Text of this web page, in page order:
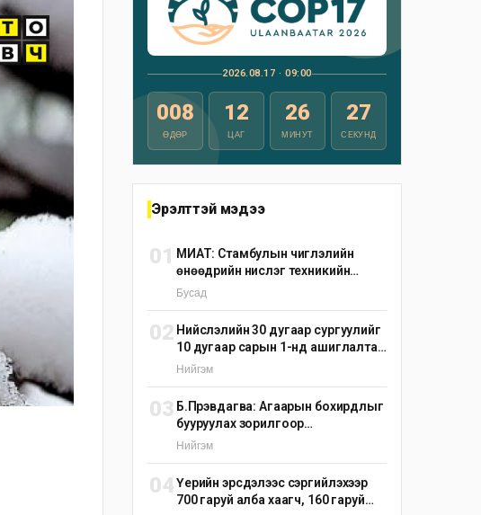
2026.08.17 · 09:00
008
ӨДӨР
12
ЦАГ
26
МИНУТ
26
СЕКУНД
Эрэлттэй мэдээ
01 МИАТ: Стамбулын чиглэлийн
өнөөдрийн нислэг техникийн
шалтгаанаар цуцлагдлаа
Бусад
02 Нийслэлийн 30 дугаар сургуулийг
10 дугаар сарын 1-нд ашиглалтад
оруулна
Нийгэм
03 Б.Пүрэвдагва: Агаарын бохирдлыг
бууруулах зорилгоор
эрдэнэшишийн барьцалдуулагч
Нийгэм
04Үерийн эрсдэлээс сэргийлэхээр
700 гаруй алба хаагч, 160 гаруй